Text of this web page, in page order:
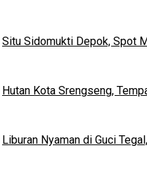
Situ Sidomukti Depok, Spot
Hutan Kota Srengseng,
Liburan Nyaman di Guci